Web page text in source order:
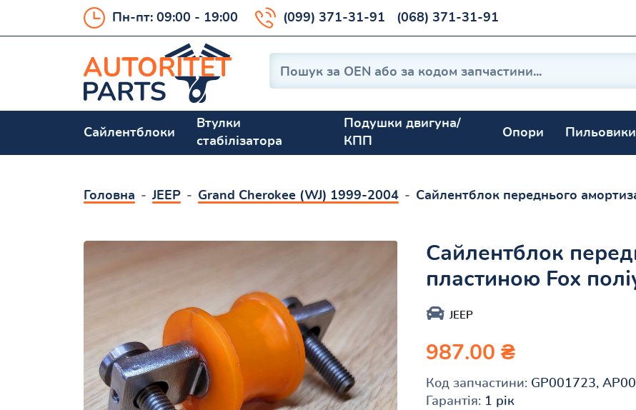
Пн-пт: 09:00 - 19:00 (099) 371-31-91 (068) 371-31-91
Сайлентблоки
Втулки
стабілізатора
Подушки двигуна/
КПП
Опори Пильовики
Головна JEEP Grand Cherokee (WJ) 1999-2004 Сайлентблок переднього
Сайлентблок
пластиною Fox
JEEP
987.00 ₴
Код запчастини: GP001723,
Гарантія: 1 рік